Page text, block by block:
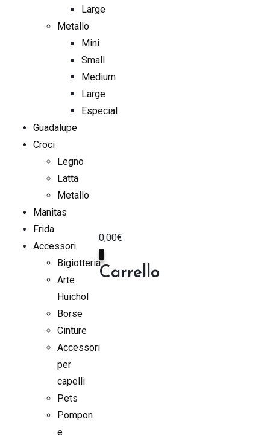
Large
Metallo
Mini
Small
Medium
Large
Especial
Guadalupe
Croci
Legno
Latta
Metallo
Manitas
Frida
Accessori
Bigiotteria
Arte
Huichol
Borse
Cinture
Accessori
per
capelli
Pets
Pompon
e
0,00€
0
Carrello